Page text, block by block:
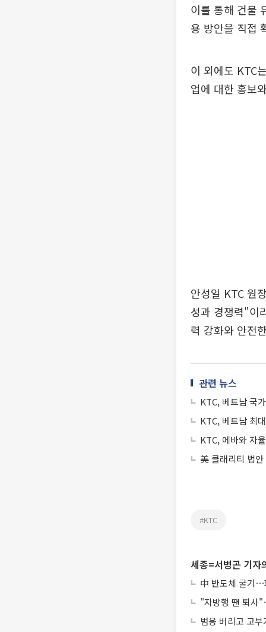
이를 통해 건물
용 방안을 직접
이 외에도 KTC
업에 대한 홍보
안성일 KTC 원
성과 경쟁력"이
력 강화와 안전
관련 뉴스
KTC, 베트남 국
KTC, 베트남 최
KTC, 에바와 자
美 클래리티 법
#KTC
세종=서병곤 기자
中 반도체 굴기⋯
"지방행 땐 퇴사
범용 버리고 고